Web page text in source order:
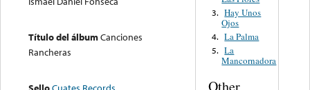
Título del álbumCanciones
Rancheras
3. Hay Unos
Ojos
4. La Palma
5. La
Mancornadora
Other